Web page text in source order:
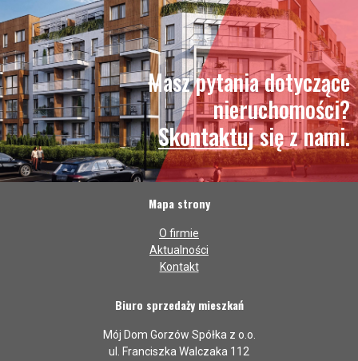
Masz pytania dotyczące
nieruchomości?
Skontaktujsię z nami.
Mapa strony
O firmie
Aktualności
Kontakt
Biuro sprzedaży mieszkań
Mój Dom Gorzów Spółka z o.o.
ul. Franciszka Walczaka 112